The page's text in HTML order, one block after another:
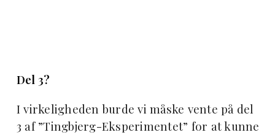
Del 3?
I virkeligheden burde vi måske vente på del
3 af ”Tingbjerg-Eksperimentet” for at kunne